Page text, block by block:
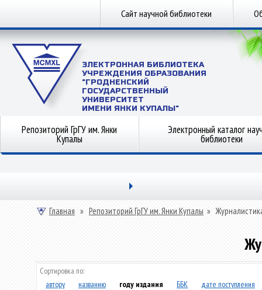
Сайт научной библиотеки
ЭЛЕКТРОННАЯ БИБЛИОТЕКА
УЧРЕЖДЕНИЯ ОБРАЗОВАНИЯ
"ГРОДНЕНСКИЙ
ГОСУДАРСТВЕННЫЙ
УНИВЕРСИТЕТ
ИМЕНИ ЯНКИ КУПАЛЫ"
Репозиторий ГрГУ им. Янки
Купалы
Электронный каталог
библиотеки
Главная » Репозиторий ГрГУ им. Янки Купалы »
Сортировка по:
автору
названию году издания ББК дате поступления